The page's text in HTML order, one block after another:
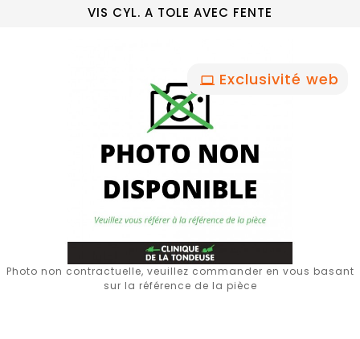
VIS CYL. A TOLE AVEC FENTE
Exclusivité web
Photo non contractuelle, veuillez commander en vous basant
sur la référence de la pièce